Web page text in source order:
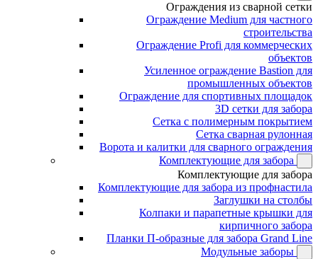
Ограждения из сварной сетки
Ограждение Medium для частного
строительства
Ограждение Profi для коммерческих
объектов
Усиленное ограждение Bastion для
промышленных объектов
Ограждение для спортивных площадок
3D сетки для забора
Сетка с полимерным покрытием
Сетка сварная рулонная
Ворота и калитки для сварного ограждения
Комплектующие для забора
Комплектующие для забора
Комплектующие для забора из профнастила
Заглушки на столбы
Колпаки и парапетные крышки для
кирпичного забора
Планки П-образные для забора Grand Line
Модульные заборы